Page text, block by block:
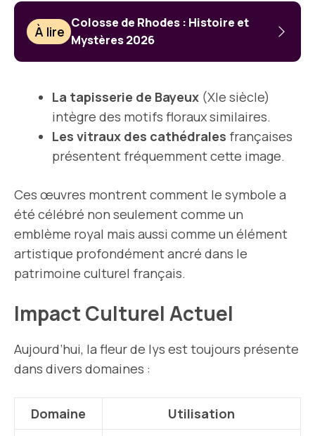
À lire
Colosse de Rhodes : Histoire et
Mystères 2026
La tapisserie de Bayeux (XIe siècle)
intègre des motifs floraux similaires.
Les vitraux des cathédrales françaises
présentent fréquemment cette image.
Ces œuvres montrent comment le symbole a
été célébré non seulement comme un
emblème royal mais aussi comme un élément
artistique profondément ancré dans le
patrimoine culturel français.
Impact Culturel Actuel
Aujourd’hui, la fleur de lys est toujours présente
dans divers domaines :
Domaine Utilisation